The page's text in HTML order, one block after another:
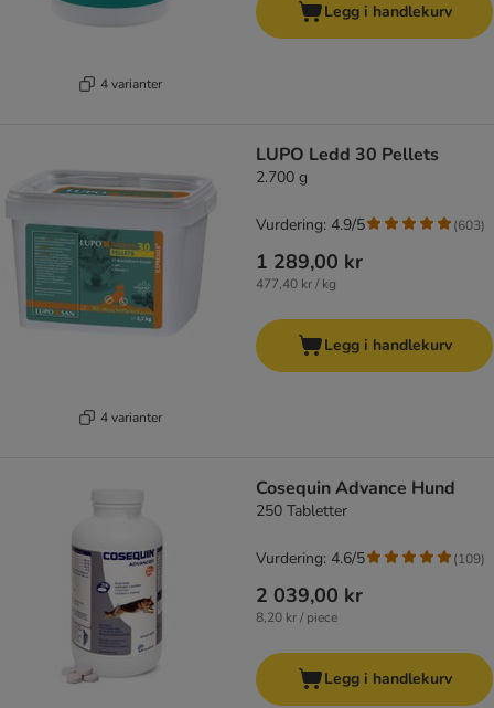
4 varianter
Legg i handlekurv
4 varianter
LUPO Ledd 30 Pellets
2.700 g
1 289,00 kr
477,40 kr / kg
Vurdering: 4.9/5 (603)
Legg i handlekurv
Cosequin Advance Hund
250 Tabletter
2 039,00 kr
8,20 kr / piece
Vurdering: 4.6/5 (109)
Legg i handlekurv